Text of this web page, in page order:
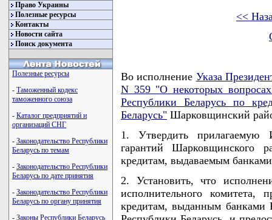
Право Украины
Полезные ресурсы
Контакты
Новости сайта
Поиск документа
Полезные ресурсы
- Таможенный кодекс
таможенного союза
- Каталог предприятий и
организаций СНГ
- Законодательство Республики
Беларусь по темам
- Законодательство Республики
Беларусь по дате принятия
- Законодательство Республики
Беларусь по органу принятия
- Законы Республики Беларусь
<<
Во исполнение Указа
N 359 "О некоторых вопросах
Республики Беларусь по
Беларусь" Шарковщинский
1. Утвердить прилагаемую
гарантий Шарковщинского
кредитам, выдаваемым
2. Установить, что
исполнительного
кредитам, выданным банками